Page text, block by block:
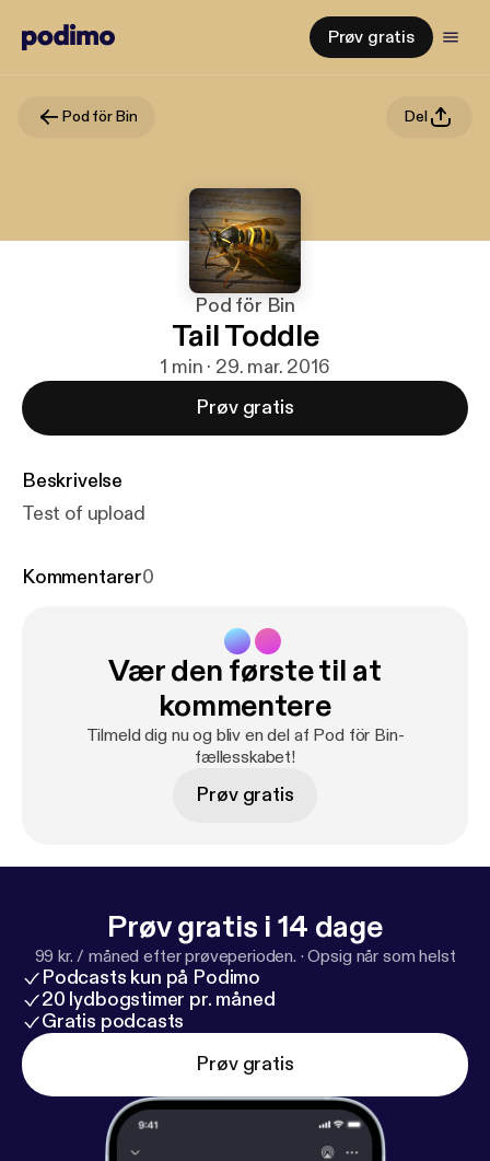
Prøv gratis
Pod för Bin Del
Pod för Bin
Tail Toddle
1 min · 29. mar. 2016
Prøv gratis
Beskrivelse
Test of upload
Kommentarer0
Vær den første til at
kommentere
Tilmeld dig nu og bliv en del af Pod för Bin-
fællesskabet!
Prøv gratis
Prøv gratis i 14 dage
99 kr. / måned efter prøveperioden. ·Opsig når som helst
Podcasts kun på Podimo
20 lydbogstimer pr. måned
Gratis podcasts
Prøv gratis